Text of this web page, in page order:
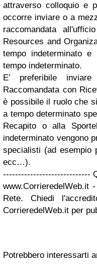
attraverso colloquio e
occorre inviare o a
raccomandata
Resources and
tempo indeterminato
tempo indeterminato.
E’ preferibile
Raccomandata con
è possibile il ruolo che
a tempo determinato
Recapito o alla
indeterminato vengono
specialisti (ad esempio
ecc…).
-----------------------------
www.CorrieredelWeb.it
Rete. Chiedi
CorrieredelWeb.it per
Potrebbero interessarti